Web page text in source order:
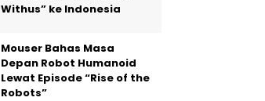
Withus” ke Indonesia
Mouser Bahas Masa
Depan Robot Humanoid
Lewat Episode “Rise of the
Robots”